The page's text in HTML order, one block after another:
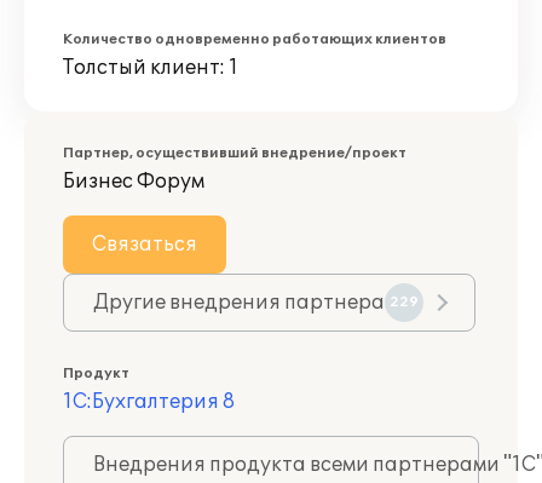
Количество одновременно работающих клиентов
Толстый клиент: 1
Партнер, осуществивший внедрение/проект
Бизнес Форум
Связаться
Другие внедрения партнера 229
Продукт
1С:Бухгалтерия 8
Внедрения продукта всеми партнерами